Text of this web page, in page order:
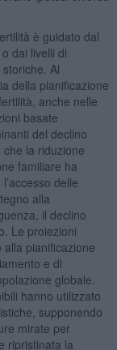
è guidato dal
dai livelli di
Al
della pianificazione
anche nelle
basate
del declino
la riduzione
familiare ha
delle
alla
il declino
Le proiezioni
pianificazione
e di
globale.
hanno utilizzato
supponendo
mirate per
ripristinata la